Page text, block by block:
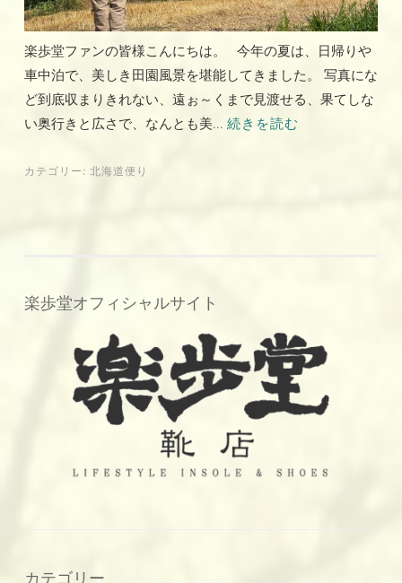
楽歩堂ファンの皆様こんにちは。 今年の夏は、日帰りや
車中泊で、美しき田園風景を堪能してきました。 写真にな
ど到底収まりきれない、遠ぉ～くまで見渡せる、果てしな
い奥行きと広さで、なんとも美... 続きを読む
カテゴリー: 北海道便り
楽歩堂オフィシャルサイト
カテゴリー